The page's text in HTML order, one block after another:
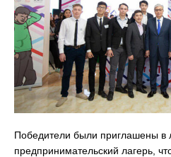
Победители были приглашены в
предпринимательский лагерь,